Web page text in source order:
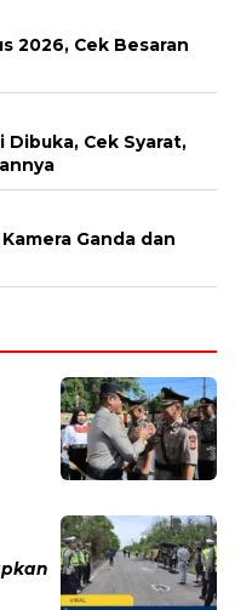
2026, Cek Besaran
Dibuka, Cek Syarat,
Ganda dan